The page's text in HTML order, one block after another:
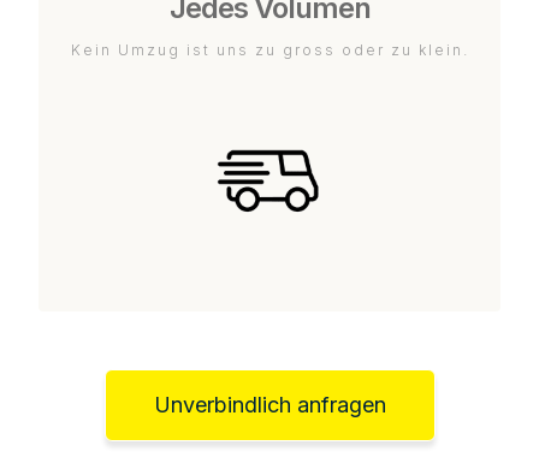
Jedes Volumen
Kein Umzug ist uns zu gross oder zu klein.
Unverbindlich anfragen